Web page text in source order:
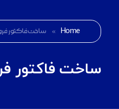
Home
» ساخت فاکتور
ساخت فاکتور